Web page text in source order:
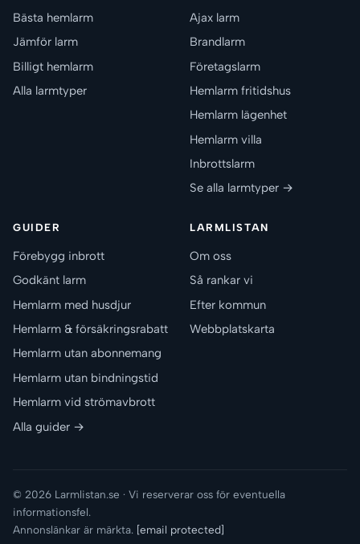
Bästa hemlarm
Jämför larm
Billigt hemlarm
Alla larmtyper
Ajax larm
Brandlarm
Företagslarm
Hemlarm fritidshus
Hemlarm lägenhet
Hemlarm villa
Inbrottslarm
Se alla larmtyper →
GUIDER
Förebygg inbrott
Godkänt larm
Hemlarm med husdjur
Hemlarm & försäkringsrabatt
Hemlarm utan abonnemang
Hemlarm utan bindningstid
Hemlarm vid strömavbrott
Alla guider →
LARMLISTAN
Om oss
Så rankar vi
Efter kommun
Webbplatskarta
© 2026 Larmlistan.se · Vi reserverar oss för eventuella
informationsfel.
Annonslänkar är märkta. [email protected]